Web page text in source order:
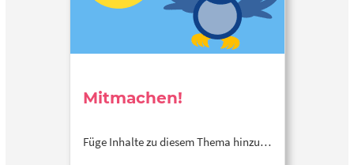
Mitmachen!
Füge Inhalte zu diesem Thema hinzu…